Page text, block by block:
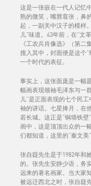
这是一张嵌在一代人记忆
熟的微笑，嘴唇翕张，鼻
起，一副关中汉子的模样
儿”味道。43年前，在“文
《工农兵肖像选》（第
搜入其中，封面便是这个“
一个时代的表征。
事实上，这张面庞是一幅
幅画表现领袖毛泽东与一
儿”是正面表现的七个民
袖的讲话。七星捧月，在
若长城。这正是“铜墙铁
画中，这是顶顶出众的一
们都知道，这里的“秦文美
张自薿先生是于1982年和
的。张先生安静少语，务
远来的著名画家。当大家
被远迁西北之时，张自薿